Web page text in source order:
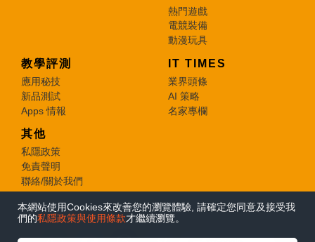
本網站使用Cookies來改善您的瀏覽體驗, 請確定您同意及接受我
們的私隱政策與使用條款才繼續瀏覽。
熱門遊戲
電競裝備
動漫玩具
教學評測
應用秘技
新品測試
Apps 情報
IT TIMES
業界頭條
AI 策略
名家專欄
其他
私隱政策
免責聲明
聯絡/關於我們
© 2026 e-zone. All Rights Reserved.